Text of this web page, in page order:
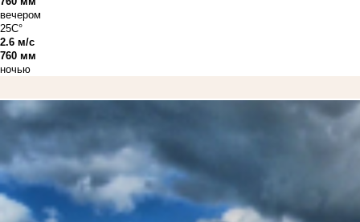
вечером
25C°
2.6 м/с
760 мм
ночью